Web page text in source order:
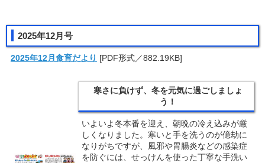
2025年12月号
2025年12月食育だより [PDF形式／882.19KB]
寒さに負けず、冬を元気に過ごしましょ
う！
いよいよ冬本番を迎え、朝晩の冷え込みが厳
しくなりました。寒いと手を洗うのが億劫に
なりがちですが、風邪や胃腸炎などの感染症
を防ぐには、せっけんを使った丁寧な手洗い